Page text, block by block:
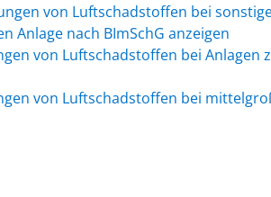
von Luftschadstoffen bei
Anlage nach BImSchG anzeigen
von Luftschadstoffen bei Anlagen
von Luftschadstoffen bei